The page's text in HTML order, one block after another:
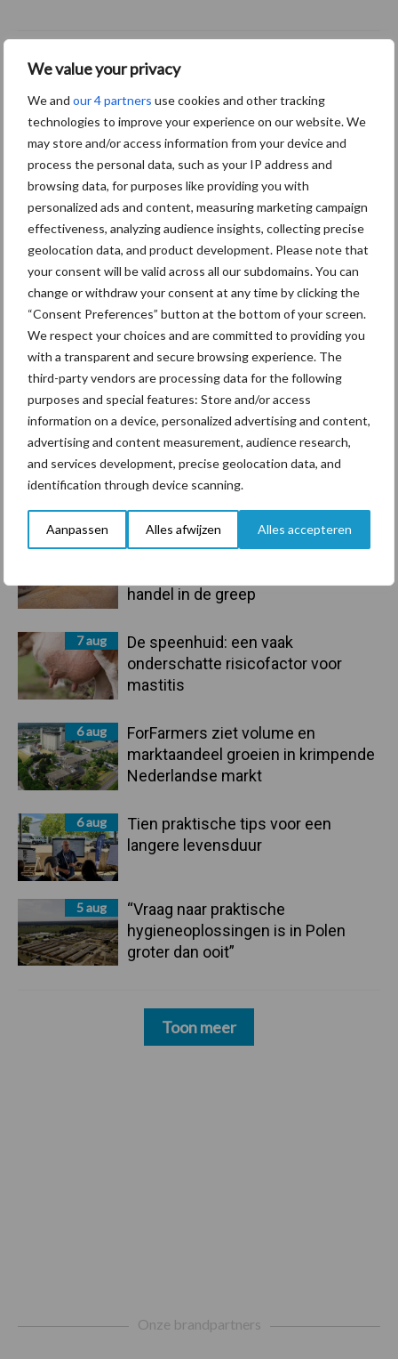
We value your privacy
We and our 4 partners use cookies and other tracking
technologies to improve your experience on our website. We
may store and/or access information from your device and
process the personal data, such as your IP address and
browsing data, for purposes like providing you with
personalized ads and content, measuring marketing campaign
effectiveness, analyzing audience insights, collecting precise
geolocation data, and product development. Please note that
your consent will be valid across all our subdomains. You can
change or withdraw your consent at any time by clicking the
“Consent Preferences” button at the bottom of your screen.
We respect your choices and are committed to providing you
with a transparent and secure browsing experience. The
third-party vendors are processing data for the following
purposes and special features: Store and/or access
information on a device, personalized advertising and content,
advertising and content measurement, audience research,
and services development, precise geolocation data, and
identification through device scanning.
Aanpassen Alles afwijzen Alles accepteren
Primaire
Sidebar
7 aug
Grondstoffenmarkt blijft grillig:
handel in de greep
7 aug
De speenhuid: een vaak
onderschatte risicofactor voor
mastitis
6 aug
ForFarmers ziet volume en
marktaandeel groeien in krimpende
Nederlandse markt
6 aug
Tien praktische tips voor een
langere levensduur
5 aug
“Vraag naar praktische
hygieneoplossingen is in Polen
groter dan ooit”
Toon meer
ForFarmers ziet volume en
marktaandeel groeien in
krimpende Nederlandse
markt
Diergezondheid Bemesting Fokkerij
Mastitis Hittestress
Toon meer
Onze brandpartners